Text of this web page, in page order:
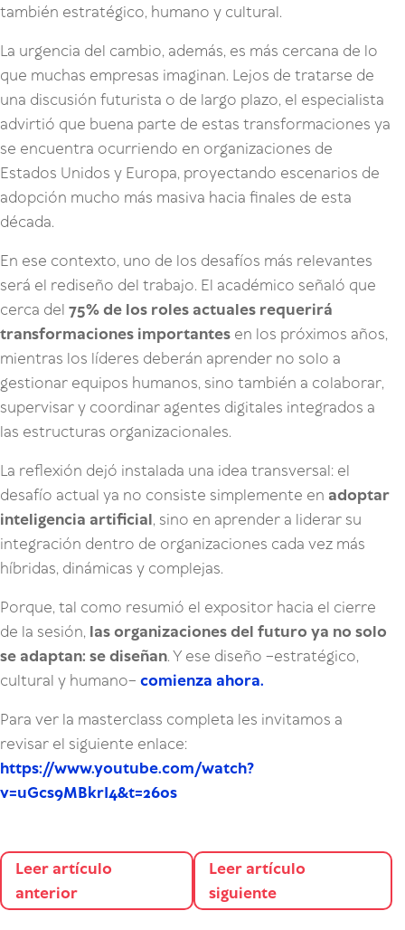
también estratégico, humano y cultural.
La urgencia del cambio, además, es más cercana de lo
que muchas empresas imaginan. Lejos de tratarse de
una discusión futurista o de largo plazo, el especialista
advirtió que buena parte de estas transformaciones ya
se encuentra ocurriendo en organizaciones de
Estados Unidos y Europa, proyectando escenarios de
adopción mucho más masiva hacia finales de esta
década.
En ese contexto, uno de los desafíos más relevantes
será el rediseño del trabajo. El académico señaló que
cerca del 75% de los roles actuales requerirá
transformaciones importantes en los próximos años,
mientras los líderes deberán aprender no solo a
gestionar equipos humanos, sino también a colaborar,
supervisar y coordinar agentes digitales integrados a
las estructuras organizacionales.
La reflexión dejó instalada una idea transversal: el
desafío actual ya no consiste simplemente en adoptar
inteligencia artificial, sino en aprender a liderar su
integración dentro de organizaciones cada vez más
híbridas, dinámicas y complejas.
Porque, tal como resumió el expositor hacia el cierre
de la sesión, las organizaciones del futuro ya no solo
se adaptan: se diseñan. Y ese diseño –estratégico,
cultural y humano– comienza ahora.
Para ver la masterclass completa les invitamos a
revisar el siguiente enlace:
https://www.youtube.com/watch?
v=uGcs9MBkrI4&t=260s
Leer artículo
anterior
Leer artículo
siguiente